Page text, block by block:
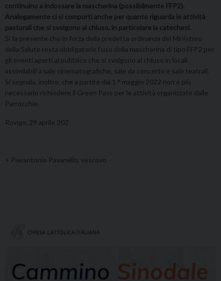
continuino a indossare la mascherina (possibilmente FFP2).
Analogamente ci si comporti anche per quanto riguarda le attività
pastorali che si svolgono al chiuso, in particolare la catechesi.
Si fa presente che in forza della predetta ordinanza del Ministero
della Salute resta obbligatorio l’uso della mascherina di tipo FFP2 per
gli eventi aperti al pubblico che si svolgono al chiuso in locali
assimilabili a sale cinematografiche, sale da concerto e sale teatrali.
Si segnala, inoltre, che a partire dal 1 ° maggio 2022 non è più
necessario richiedere il Green Pass per le attività organizzate dalle
Parrocchie.
Rovigo, 29 aprile 202
+ Pierantonio Pavanello, vescovo